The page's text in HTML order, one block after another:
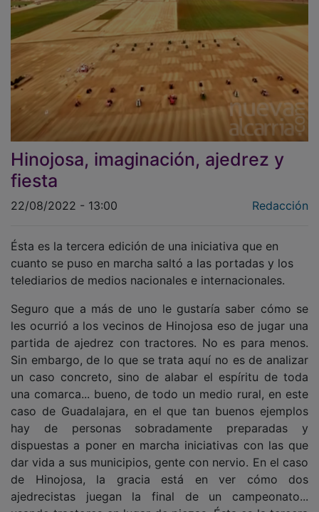
Hinojosa, imaginación, ajedrez y
fiesta
Ésta es la tercera edición de una iniciativa que en
cuanto se puso en marcha saltó a las portadas y los
telediarios de medios nacionales e internacionales.
les ocurrió a los vecinos de Hinojosa eso de jugar una
partida de ajedrez con tractores. No es para menos.
Sin embargo, de lo que se trata aquí no es de analizar
un caso concreto, sino de alabar el espíritu de toda
una comarca... bueno, de todo un medio rural, en este
caso de Guadalajara, en el que tan buenos ejemplos
hay de personas sobradamente preparadas y
dispuestas a poner en marcha iniciativas con las que
dar vida a sus municipios, gente con nervio. En el caso
de Hinojosa, la gracia está en ver cómo dos
ajedrecistas juegan la final de un campeonato...
usando tractores en lugar de piezas. Ésta es la tercera